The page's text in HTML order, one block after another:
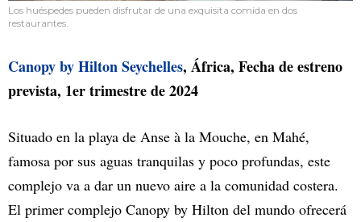
Los huéspedes pueden disfrutar de una exquisita comida en dos
restaurantes.
Canopy by Hilton Seychelles, África, Fecha de estreno
prevista, 1er trimestre de 2024
Situado en la playa de Anse à la Mouche, en Mahé,
famosa por sus aguas tranquilas y poco profundas, este
complejo va a dar un nuevo aire a la comunidad costera.
El primer complejo Canopy by Hilton del mundo ofrecerá